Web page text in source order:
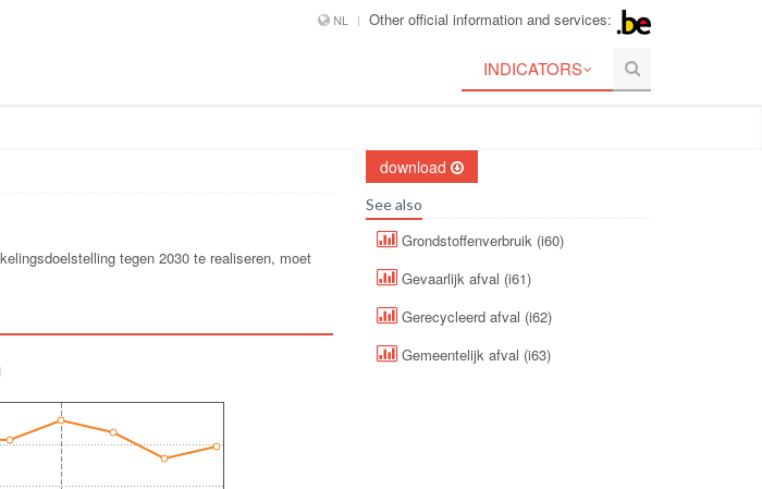
NL Other official information and services:
INDICATORS
tegen 2030 te realiseren, moet
download
See also
Grondstoffenverbruik (i60)
Gevaarlijk afval (i61)
Gerecycleerd afval (i62)
Gemeentelijk afval (i63)